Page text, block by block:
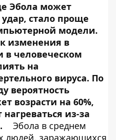
Эбола может
стало проще
модели.
изменения в
человеческом
на
вируса. По
вероятность
возрасти на 60%,
из-за
Эбола в среднем
людей, заражающихся